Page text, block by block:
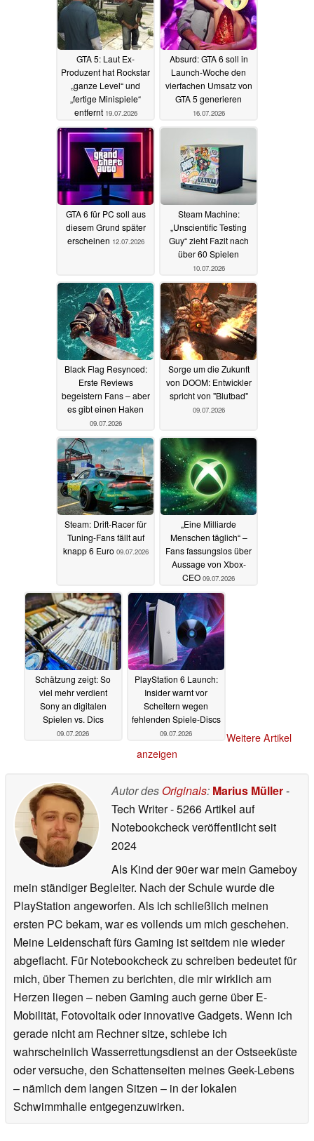
GTA 5: Laut Ex-
Produzent hat Rockstar
„ganze Level“ und
„fertige Minispiele“
entfernt 19.07.2026
Absurd: GTA 6 soll in
Launch-Woche den
vierfachen Umsatz von
GTA 5 generieren
16.07.2026
GTA 6 für PC soll aus
diesem Grund später
erscheinen 12.07.2026
Steam Machine:
„Unscientific Testing
Guy“ zieht Fazit nach
über 60 Spielen
10.07.2026
Black Flag Resynced:
Erste Reviews
begeistern Fans – aber
es gibt einen Haken
09.07.2026
Sorge um die Zukunft
von DOOM: Entwickler
spricht von "Blutbad"
09.07.2026
Steam: Drift-Racer für
Tuning-Fans fällt auf
knapp 6 Euro 09.07.2026
„Eine Milliarde
Menschen täglich“ –
Fans fassungslos über
Aussage von Xbox-
CEO 09.07.2026
Schätzung zeigt: So
viel mehr verdient
Sony an digitalen
Spielen vs. Dics
09.07.2026
PlayStation 6 Launch:
Insider warnt vor
Scheitern wegen
fehlenden Spiele-Discs
09.07.2026
Weitere Artikel
anzeigen
Autor des Originals: Marius Müller-
Tech Writer- 5266 Artikel auf
Notebookcheck veröffentlichtseit
2024
Als Kind der 90er war mein Gameboy
mein ständiger Begleiter. Nach der Schule wurde die
PlayStation angeworfen. Als ich schließlich meinen
ersten PC bekam, war es vollends um mich geschehen.
Meine Leidenschaft fürs Gaming ist seitdem nie wieder
abgeflacht. Für Notebookcheck zu schreiben bedeutet für
mich, über Themen zu berichten, die mir wirklich am
Herzen liegen – neben Gaming auch gerne über E-
Mobilität, Fotovoltaik oder innovative Gadgets. Wenn ich
gerade nicht am Rechner sitze, schiebe ich
wahrscheinlich Wasserrettungsdienst an der Ostseeküste
oder versuche, den Schattenseiten meines Geek-Lebens
– nämlich dem langen Sitzen – in der lokalen
Schwimmhalle entgegenzuwirken.